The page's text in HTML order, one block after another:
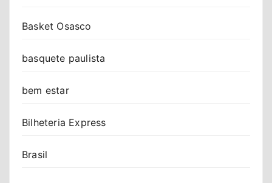
Basket Osasco
basquete paulista
bem estar
Bilheteria Express
Brasil